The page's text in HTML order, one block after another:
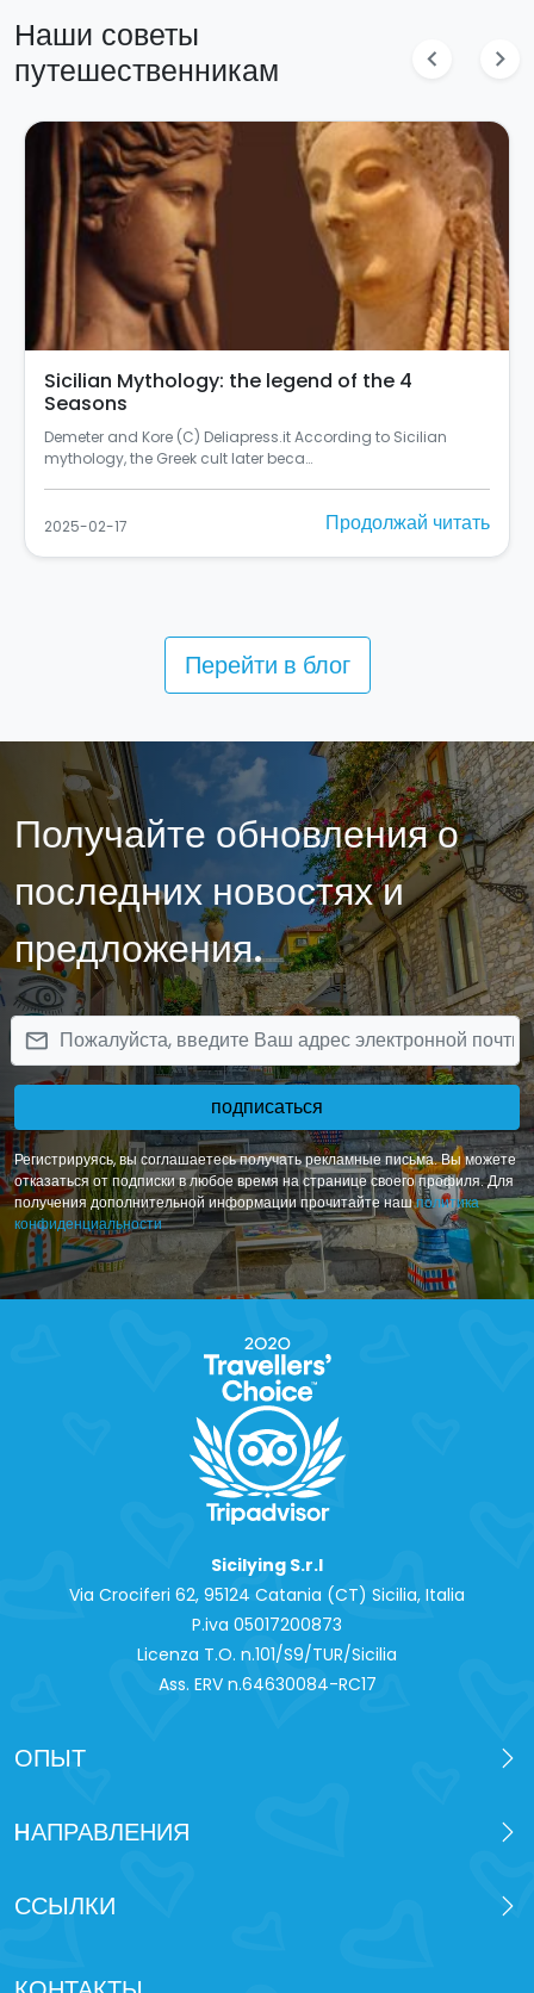
Наши советы
путешественникам
chevron_left chevron_right
Sicilian Mythology: the legend of the 4
Seasons
Demeter and Kore (C) Deliapress.it According to Sicilian
mythology, the Greek cult later beca…
2025-02-17 Продолжай читать
Перейти в блог
Получайте обновления о
последних новостях и
предложения.
email
подписаться
Регистрируясь, вы соглашаетесь получать рекламные письма. Вы можете
отказаться от подписки в любое время на странице своего профиля. Для
получения дополнительной информации прочитайте нашполитика
конфиденциальности
Sicilying S.r.l
Via Crociferi 62, 95124 Catania (CT) Sicilia, Italia
P.iva 0‍5017200873
Licenza T.O. n.101/S9/TUR/Sicilia
Ass. ERV n.64630084-RC17
ОПЫТ
HАПРАВЛЕНИЯ
ССЫЛКИ